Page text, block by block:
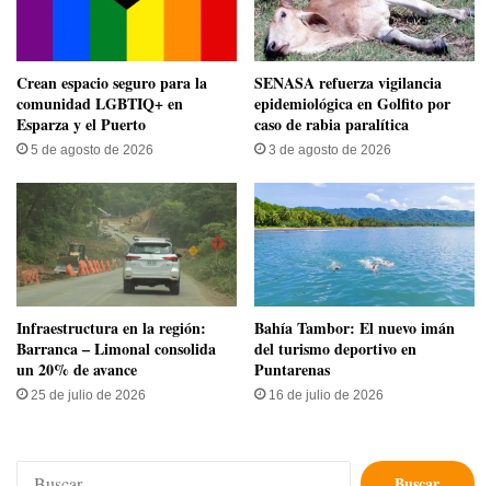
Crean espacio seguro para la
comunidad LGBTIQ+ en
Esparza y el Puerto
5 de agosto de 2026
SENASA refuerza vigilancia
epidemiológica en Golfito por
caso de rabia paralítica
3 de agosto de 2026
Infraestructura en la región:
Barranca – Limonal consolida
un 20% de avance
25 de julio de 2026
Bahía Tambor: El nuevo imán
del turismo deportivo en
Puntarenas
16 de julio de 2026
Buscar: